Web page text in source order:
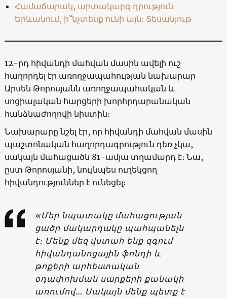
Համաճարակ, արտակարգ դրություն
Երևանում, ի՞նչտեսք ունի այն։ Տեսանյութ
12-րդ հիվանդի մահվան մասին ավելի ուշ
հաղորդել էր առողջապահության նախարար
Արսեն Թորոսյանն առողջապահական և
սոցիալական հարցերի խորհրդարանական
հանձնաժողովի նիստին։
Նախարարը նշել էր, որ հիվանդի մահվան մասին
պաշտոնական հաղորդագրություն դեռ չկա,
սակայն մահացածն 81-ամյա տղամարդ է։ Նա,
ըստ Թորոսյանի, նույնպես ուղեկցող
հիվանդություններ է ունեցել։
«Մեր նպատակը մահացության
ցածր մակարդակը պահպանելն
է։ Մենք մեզ վստահ ենք զգում
հիվանդանոցային ֆոնդի և
թոքերի արհեստական
օդափոխման սարքերի քանակի
առումով… Սակայն մենք պետք է